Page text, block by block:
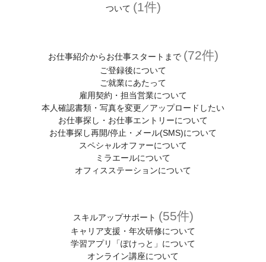
スタッフサービスの安心サポート
(有給休暇、定期健診、保険)
スキルアップサポート
ついて (1件)
お仕事紹介からお仕事スタートまで (72件)
ご登録後について
ご就業にあたって
雇用契約・担当営業について
本人確認書類・写真を変更／アップロードしたい
お仕事探し・お仕事エントリーについて
お仕事探し再開/停止・メール(SMS)について
スペシャルオファーについて
ミラエールについて
オフィスステーションについて
スキルアップサポート (55件)
キャリア支援・年次研修について
学習アプリ「ぽけっと」について
オンライン講座について